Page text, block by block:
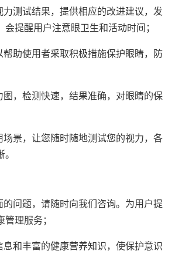
力测试结果，提供相应的改进建议，发
提醒用户注意眼卫生和活动时间；
帮助使用者采取积极措施保护眼睛，防
图，检测快速，结果准确，对眼睛的保
场景，让您随时随地测试您的视力，各
的问题，请随时向我们咨询。为用户提
理服务；
和丰富的健康营养知识，使保护意识